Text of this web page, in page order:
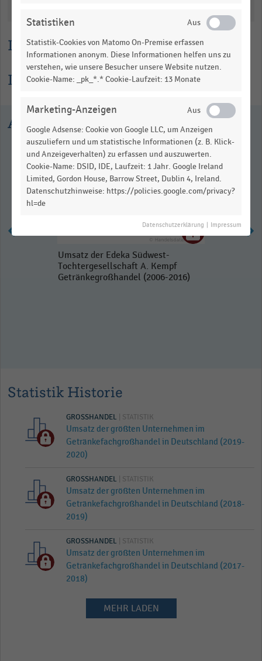
Lesehilfe
Informationen zur Statistik
Ausgewählte Statistiken
Umsatz der Edeka Südwest-
Tochtergesellschaft A. Kempf
Getränkegroßhandel (2006-2016)
Statistik Historie
GROSSHANDEL | STATISTIK
Umsatz der größten Unternehmen im
Getränkefachgroßhandel in Deutschland (2019-
2020)
GROSSHANDEL | STATISTIK
Umsatz der größten Unternehmen im
Getränkefachgroßhandel in Deutschland (2018-
2019)
GROSSHANDEL | STATISTIK
Umsatz der größten Unternehmen im
Getränkefachgroßhandel in Deutschland (2017-
2018)
MEHR LADEN
Statistiken
Statistik-Cookies von Matomo On-Premise erfassen
Informationen anonym. Diese Informationen helfen uns zu
verstehen, wie unsere Besucher unsere Website nutzen.
Cookie-Name: _pk_*.* Cookie-Laufzeit: 13 Monate
Marketing-Anzeigen
Google Adsense: Cookie von Google LLC, um Anzeigen
auszuliefern und um statistische Informationen (z. B. Klick-
und Anzeigeverhalten) zu erfassen und auszuwerten.
Cookie-Name: DSID, IDE, Laufzeit: 1 Jahr. Google Ireland
Limited, Gordon House, Barrow Street, Dublin 4, Ireland.
Datenschutzhinweise: https://policies.google.com/privacy?
hl=de
Datenschutzerklärung Impressum